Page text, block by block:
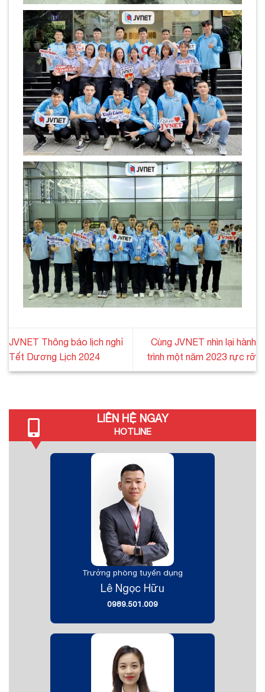
JVNET Thông báo lịch nghỉ
Tết Dương Lịch 2024
Cùng JVNET nhìn lại hành
trình một năm 2023 rực rỡ
LIÊN HỆ NGAY
HOTLINE
Trưởng phòng tuyển dụng
Lê Ngọc Hữu
0989.501.009